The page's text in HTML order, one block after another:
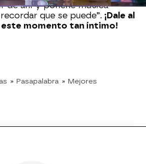
de ahí y ponerle música
que se puede”. ¡Dale al
momento tan íntimo!
» Pasapalabra » Mejores